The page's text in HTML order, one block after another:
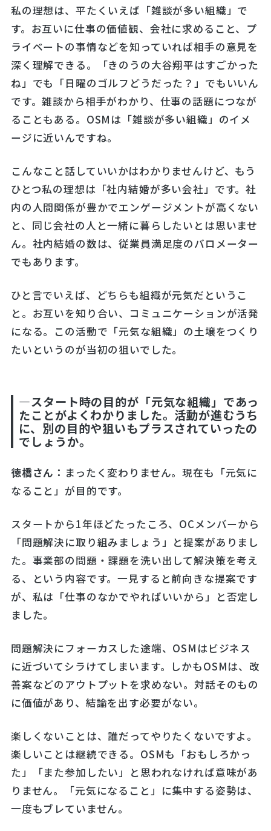
私の理想は、平たくいえば「雑談が多い組織」で
す。お互いに仕事の価値観、会社に求めること、プ
ライベートの事情などを知っていれば相手の意見を
深く理解できる。「きのうの大谷翔平はすごかった
ね」でも「日曜のゴルフどうだった？」でもいいん
です。雑談から相手がわかり、仕事の話題につなが
ることもある。OSMは「雑談が多い組織」のイメ
ージに近いんですね。
こんなこと話していいかはわかりませんけど、もう
ひとつ私の理想は「社内結婚が多い会社」です。社
内の人間関係が豊かでエンゲージメントが高くない
と、同じ会社の人と一緒に暮らしたいとは思いませ
ん。社内結婚の数は、従業員満足度のバロメーター
でもあります。
ひと言でいえば、どちらも組織が元気だというこ
と。お互いを知り合い、コミュニケーションが活発
になる。この活動で「元気な組織」の土壌をつくり
たいというのが当初の狙いでした。
―スタート時の目的が「元気な組織」であっ
たことがよくわかりました。活動が進むうち
に、別の目的や狙いもプラスされていったの
でしょうか。
徳橋さん： まったく変わりません。現在も「元気に
なること」が目的です。
スタートから1年ほどたったころ、OCメンバーから
「問題解決に取り組みましょう」と提案がありまし
た。事業部の問題・課題を洗い出して解決策を考え
る、という内容です。一見すると前向きな提案です
が、私は「仕事のなかでやればいいから」と否定し
ました。
問題解決にフォーカスした途端、OSMはビジネス
に近づいてシラけてしまいます。しかもOSMは、改
善案などのアウトプットを求めない。対話そのもの
に価値があり、結論を出す必要がない。
楽しくないことは、誰だってやりたくないですよ。
楽しいことは継続できる。OSMも「おもしろかっ
た」「また参加したい」と思われなければ意味があ
りません。「元気になること」に集中する姿勢は、
一度もブレていません。